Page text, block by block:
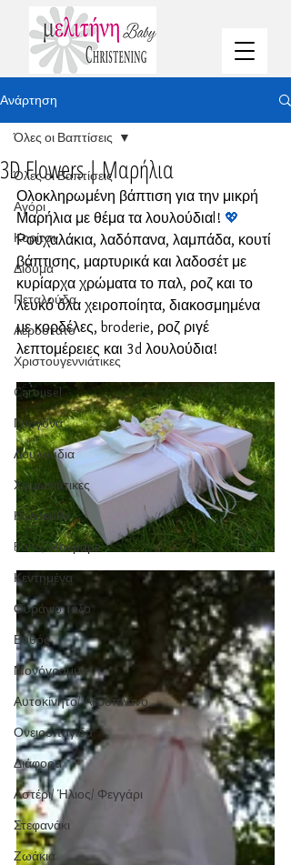
Ανάρτηση
Όλες οι Βαπτίσεις
Αγόρι
Κορίτσι
Δίδυμα
Πεταλούδα
Αερόστατο
Χριστουγεννιάτικες
Carousel
Γοργόνα
Λουλούδια
Χειμωνιάτικες
Κολοκύθα
Boho/ Μακράμε
Κεντημένα
Ουράνιο Τόξο
Βυθός
Μονόγραμμα
Αυτοκίνητο/ Αεροπλάνο
Ονειροπαγίδα
Διάφορα
Αστέρι/ Ήλιος/ Φεγγάρι
Στεφανάκι
Ζωάκια
Όλες οι Βαπτίσεις
3D Flowers | Μαρήλια
Ολοκληρωμένη βάπτιση για την μικρή
Μαρήλια με θέμα τα λουλούδιαl! 💖
Ρουχαλάκια, λαδόπανα, λαμπάδα, κουτί
βάπτισης, μαρτυρικά και λαδοσέτ με
κυρίαρχα χρώματα το παλ, ροζ και το
λευκό όλα χειροποίητα, διακοσμημένα
με κορδέλες, broderie, ροζ ριγέ
λεπτομέρειες και 3d λουλούδια!